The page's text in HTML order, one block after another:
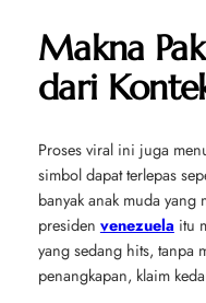
Makna
dari
Proses viral ini juga
simbol dapat terlepas
banyak anak muda yang
presiden venezuela itu
yang sedang hits, tanpa
penangkapan, klaim